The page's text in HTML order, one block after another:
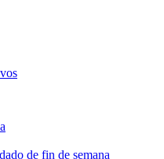
de fin de semana